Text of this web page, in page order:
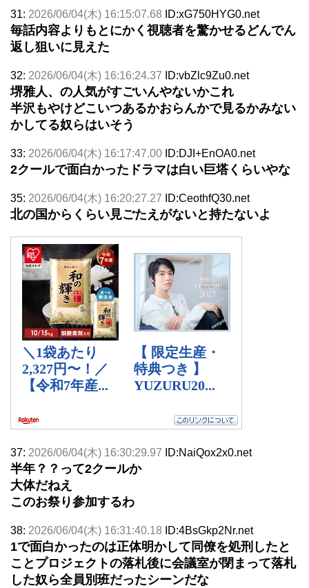
31: 2026/06/04(木) 16:15:07.68 ID:xG750HYG0.net
毎話内容よりもとにかく視聴者を驚かせるどんでん
返し狙いに見えた
32: 2026/06/04(木) 16:16:24.37 ID:vbZlc9Zu0.net
堺雅人、の人気がすごいんやないかこれ
半沢もやけどこいつあるかおらんかで見るかみない
かしてる奴らはいそう
33: 2026/06/04(木) 16:17:47.00 ID:DJI+EnOA0.net
2クールで面白かったドラマは白い巨塔くらいやな
35: 2026/06/04(木) 16:20:27.27 ID:CeothfQ30.net
北の国からくらい見ごたえがないと持たないよ
37: 2026/06/04(木) 16:30:29.97 ID:NaiQox2x0.net
半年？？って2クールか
大体だねえ
このお祭り参加するわ
38: 2026/06/04(木) 16:31:40.18 ID:4BsGkp2Nr.net
1で面白かったのは正体明かして同僚を処刑したと
ことプロジェクトの落札後に会議室が閉まって落札
した奴ら全員別班だったシーンだな